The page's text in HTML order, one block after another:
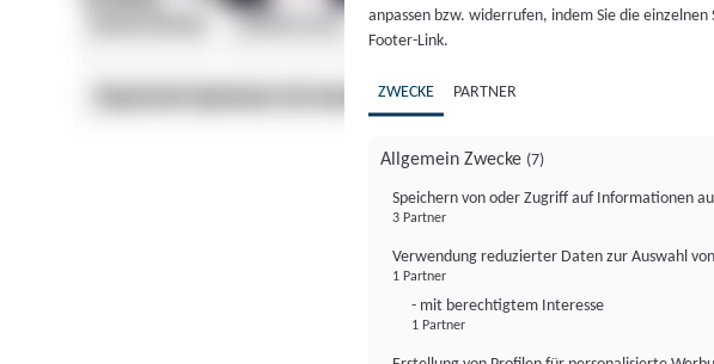
anpassen bzw. widerrufen, indem Sie die
Footer-Link.
ZWECKE PARTNER
Allgemein Zwecke (7)
Speichern von oder Zugriff auf Informationen
3 Partner
Verwendung reduzierter Daten zur Auswahl
1 Partner
- mit berechtigtem Interesse
1 Partner